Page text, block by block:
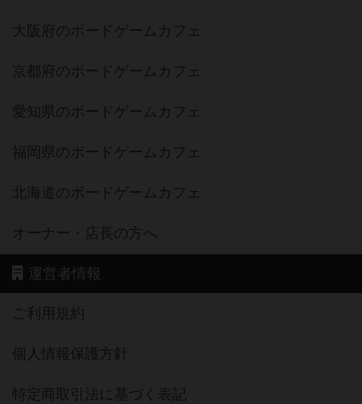
大阪府のボードゲームカフェ
京都府のボードゲームカフェ
愛知県のボードゲームカフェ
福岡県のボードゲームカフェ
北海道のボードゲームカフェ
オーナー・店長の方へ
運営者情報
ご利用規約
個人情報保護方針
特定商取引法に基づく表記